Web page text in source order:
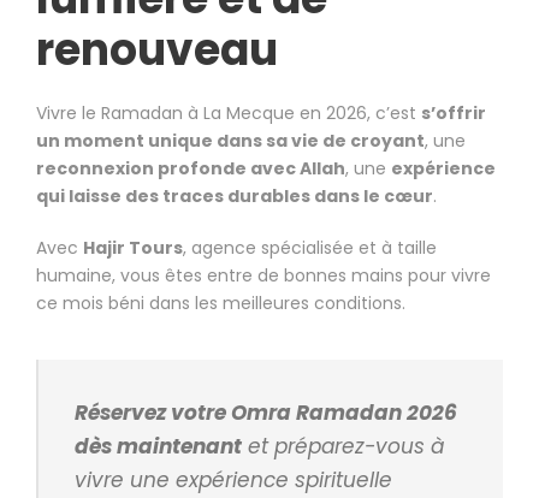
renouveau
Vivre le Ramadan à La Mecque en 2026, c’est s’offrir
un moment unique dans sa vie de croyant, une
reconnexion profonde avec Allah, une expérience
qui laisse des traces durables dans le cœur.
Avec Hajir Tours, agence spécialisée et à taille
humaine, vous êtes entre de bonnes mains pour vivre
ce mois béni dans les meilleures conditions.
Réservez votre Omra Ramadan 2026
dès maintenant et préparez-vous à
vivre une expérience spirituelle